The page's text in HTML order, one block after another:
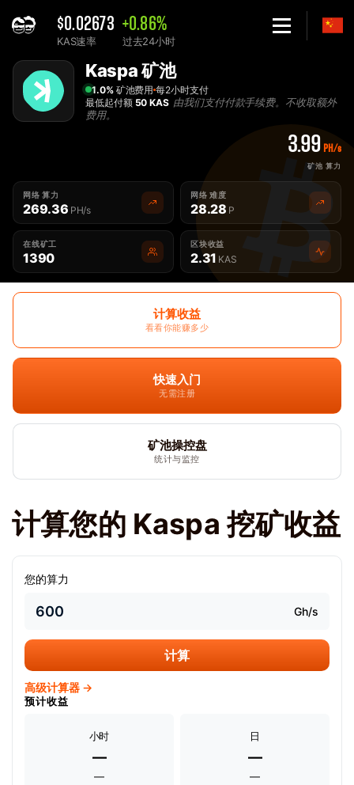
$0.02673
KAS速率
+0.86%
过去24小时
Home
最佳Kaspa KAS 矿池 - 2Miners
Kaspa 矿池
1.0%矿池费用 每2小时支付
最低起付额 50 KAS 由我们支付付款手续费。不收取额外
费用。
3.99 PH/s
矿池 算力
网络 算力
269.36 PH/s
网络 难度
28.28 P
在线矿工
1390
区块收益
2.31 KAS
计算收益
看看你能赚多少
快速入门
无需注册
矿池操控盘
统计与监控
计算您的 Kaspa 挖矿收益
您的算力
Gh/s
计算
高级计算器 →
预计收益
小时
—
—
日
—
—